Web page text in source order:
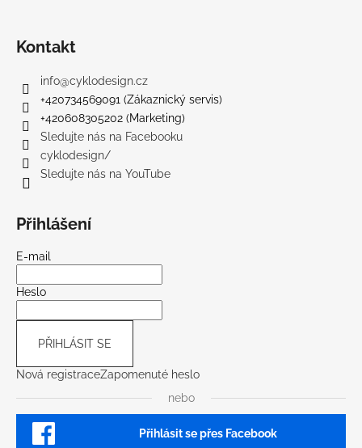
Kontakt
info@cyklodesign.cz
+420734569091 (Zákaznický servis)
+420608305202 (Marketing)
Sledujte nás na Facebooku
cyklodesign/
Sledujte nás na YouTube
Přihlášení
E-mail
Heslo
PŘIHLÁSIT SE
Nová registraceZapomenuté heslo
nebo
Přihlásit se přes Facebook